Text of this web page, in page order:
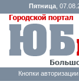
Пятница,
Кнопки